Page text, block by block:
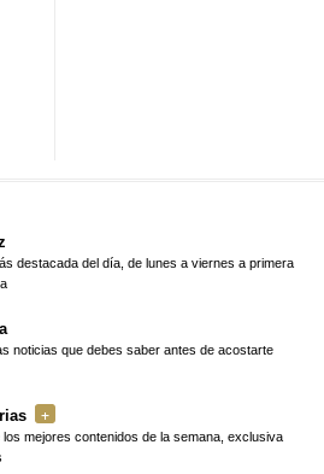
destacada del día, de lunes a viernes a primera
noticias que debes saber antes de acostarte
mejores contenidos de la semana, exclusiva